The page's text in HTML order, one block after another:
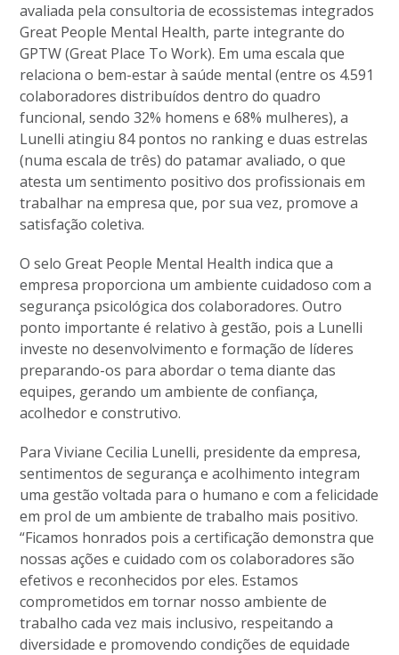
avaliada pela consultoria de ecossistemas integrados
Great People Mental Health, parte integrante do
GPTW (Great Place To Work). Em uma escala que
relaciona o bem-estar à saúde mental (entre os 4.591
colaboradores distribuídos dentro do quadro
funcional, sendo 32% homens e 68% mulheres), a
Lunelli atingiu 84 pontos no ranking e duas estrelas
(numa escala de três) do patamar avaliado, o que
atesta um sentimento positivo dos profissionais em
trabalhar na empresa que, por sua vez, promove a
satisfação coletiva.
O selo Great People Mental Health indica que a
empresa proporciona um ambiente cuidadoso com a
segurança psicológica dos colaboradores. Outro
ponto importante é relativo à gestão, pois a Lunelli
investe no desenvolvimento e formação de líderes
preparando-os para abordar o tema diante das
equipes, gerando um ambiente de confiança,
acolhedor e construtivo.
Para Viviane Cecilia Lunelli, presidente da empresa,
sentimentos de segurança e acolhimento integram
uma gestão voltada para o humano e com a felicidade
em prol de um ambiente de trabalho mais positivo.
“Ficamos honrados pois a certificação demonstra que
nossas ações e cuidado com os colaboradores são
efetivos e reconhecidos por eles. Estamos
comprometidos em tornar nosso ambiente de
trabalho cada vez mais inclusivo, respeitando a
diversidade e promovendo condições de equidade